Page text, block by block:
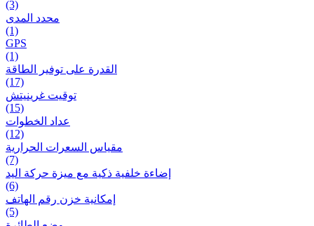
(3)
محدد المدى
(1)
GPS
(1)
القدرة على توفير الطاقة
(17)
توقيت غرينيتش
(15)
عداد الخطوات
(12)
مقیاس السعرات الحرارية
(7)
إضاءة خلفية ذكية مع ميزة حرکة اليد
(6)
إمكانية خزن رقم الهاتف
(5)